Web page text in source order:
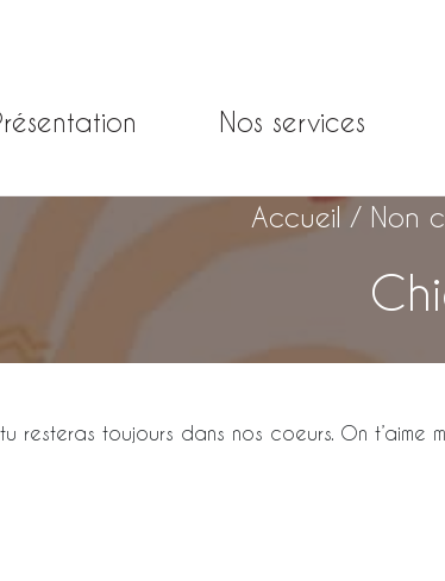
Nos services
Accueil/ Non
resteras toujours dans nos coeurs. On t’aime